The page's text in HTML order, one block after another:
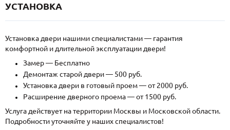
УСТАНОВКА
Установка двери нашими специалистами — гарантия
комфортной и длительной эксплуатации двери!
Замер — Бесплатно
Демонтаж старой двери — 500 руб.
Установка двери в готовый проем — от 2000 руб.
Расширение дверного проема — от 1500 руб.
Услуга действует на территории Москвы и Московской области.
Подробности уточняйте у наших специалистов!